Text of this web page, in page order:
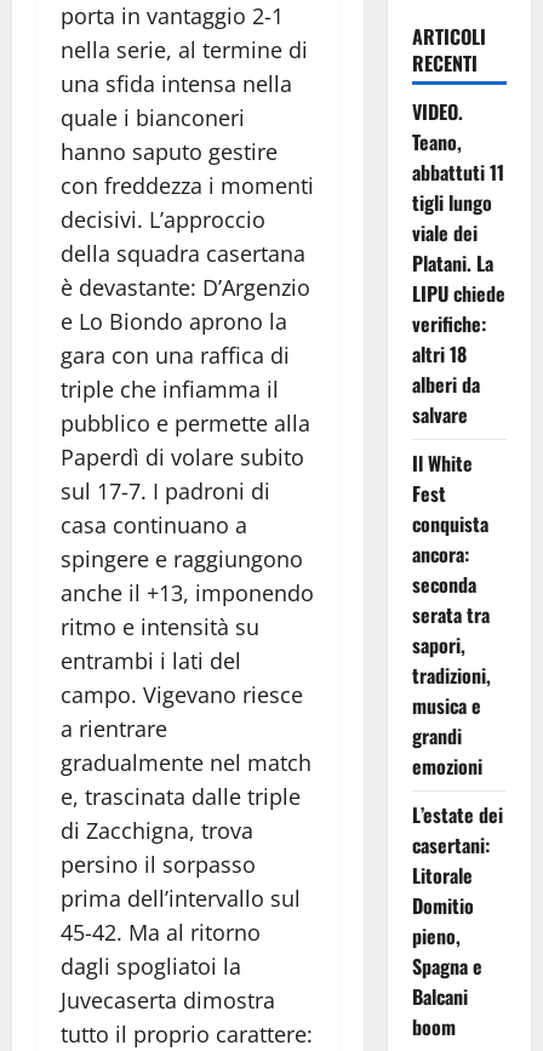
porta in vantaggio 2-1
nella serie, al termine di
una sfida intensa nella
quale i bianconeri
hanno saputo gestire
con freddezza i momenti
decisivi. L’approccio
della squadra casertana
è devastante: D’Argenzio
e Lo Biondo aprono la
gara con una raffica di
triple che infiamma il
pubblico e permette alla
Paperdì di volare subito
sul 17-7. I padroni di
casa continuano a
spingere e raggiungono
anche il +13, imponendo
ritmo e intensità su
entrambi i lati del
campo. Vigevano riesce
a rientrare
gradualmente nel match
e, trascinata dalle triple
di Zacchigna, trova
persino il sorpasso
prima dell’intervallo sul
45-42. Ma al ritorno
dagli spogliatoi la
Juvecaserta dimostra
tutto il proprio carattere:
ARTICOLI
RECENTI
VIDEO.
Teano,
abbattuti 11
tigli lungo
viale dei
Platani. La
LIPU chiede
verifiche:
altri 18
alberi da
salvare
Il White
Fest
conquista
ancora:
seconda
serata tra
sapori,
tradizioni,
musica e
grandi
emozioni
L’estate dei
casertani:
Litorale
Domitio
pieno,
Spagna e
Balcani
boom